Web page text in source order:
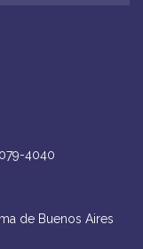
4040
de Buenos Aires